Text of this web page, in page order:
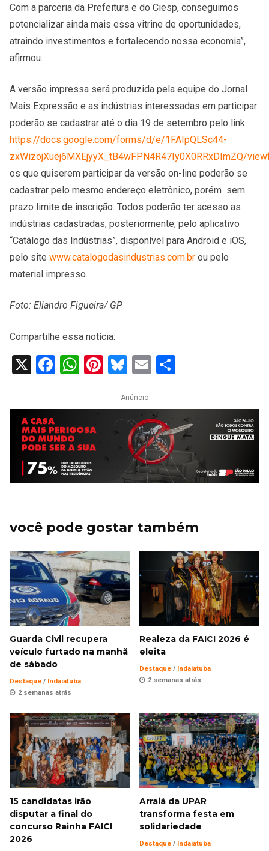
Com a parceria da Prefeitura e do Ciesp, conseguimos
potencializar ainda mais essa vitrine de oportunidades,
atraindo investimentos e fortalecendo nossa economia”,
afirmou.
A versão impressa será produzida pela equipe do Jornal
Mais Expressão e as indústrias interessadas em participar
poderão se cadastrar até o dia 19 de setembro pelo link:
https://docs.google.com/forms/d/e/1FAIpQLSc44-
zxWizojXuej6MXEjyyX_tB4wFPN4R47Iy0X0RRxDImZQ/
os que quiserem participar da versão on-line poderão se
cadastrar pelo mesmo endereço eletrônico, porém sem
prazo limite de inscrição. Todos poderão ter acesso as
indústrias cadastradas, posteriormente, pelo aplicativo
“Catálogo das Indústrias”, disponível para Android e iOS,
pelo site www.catalogodasindustrias.com.br ou pelo
material impresso.
Foto: Eliandro Figueira/ GP
Compartilhe essa notícia:
X Facebook
WhatsApp
Pinterest
Bluesky
Email
- Anúncio -
você pode gostar também
Guarda Civil recupera
veículo furtado na manhã
de sábado
Destaque / Indaiatuba
2 semanas atrás
Realeza da FAICI 2026 é
eleita
Destaque / Indaiatuba
2 semanas atrás
15 candidatas irão
disputar a final do
concurso Rainha FAICI
2026
Arraiá da UPAR
transforma festa em
solidariedade
Destaque / Indaiatuba